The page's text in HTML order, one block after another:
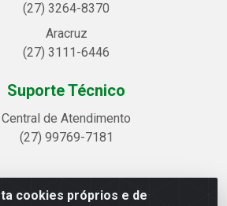
cookies próprios e de
(27) 3264-8370
Aracruz
(27) 3111-6446
Suporte Técnico
Central de Atendimento
(27) 99769-7181